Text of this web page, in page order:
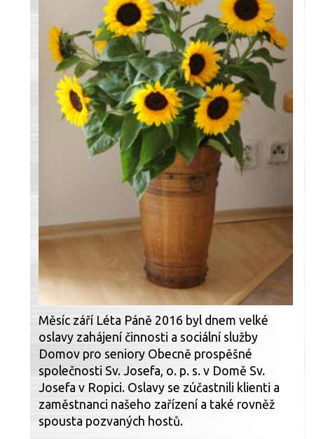
Měsíc září Léta Páně 2016 byl dnem velké
oslavy zahájení činnosti a sociální služby
Domov pro seniory Obecně prospěšné
společnosti Sv. Josefa, o. p. s. v Domě Sv.
Josefa v Ropici. Oslavy se zúčastnili klienti a
zaměstnanci našeho zařízení a také rovněž
spousta pozvaných hostů.